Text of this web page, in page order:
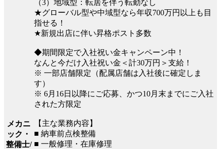
メカニ
ック・
整備士/
（3）地域型：転居を伴う転勤なし
★グローバル型や中域型なら年収700万円以上も目
指せる！
★新規出店に伴い昇格ポスト多数
◆期間限定で入社祝い金キャンペーン中！
なんと今だけ入社祝い金＜計30万円＞支給！
※ 一部店舗限定（配属店舗は入社後に確定しま
す）
※ 6月16日以降にご応募、かつ10月末までにご入社
された方限定
【主な業務内容】
■ 納車前点検整備
■ 一般修理・在庫修理